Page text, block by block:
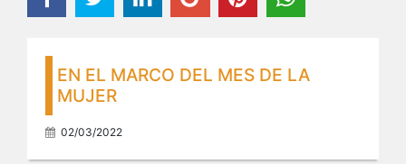
EN EL MARCO DEL MES DE LA
MUJER
02/03/2022